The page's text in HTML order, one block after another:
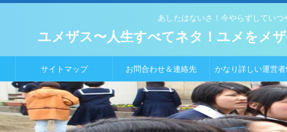
あしたはないさ！今やらずしていつ
ユメザス〜人生すべてネタ！ユメをメ
サイトマップ お問合わせ＆連絡先 かなり詳しい運営